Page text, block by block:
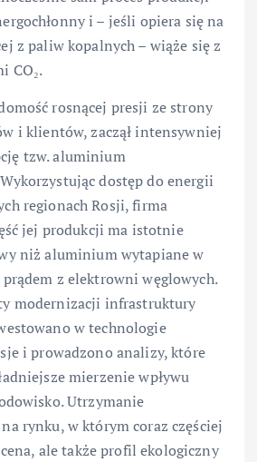
i – jeśli opiera się na
z paliw kopalnych – wiąże się z
CO₂.
rosnącej presji ze strony
i klientów, zaczął intensywniej
tzw. aluminium
dostęp do energii
regionach Rosji, firma
jej produkcji ma istotnie
niż aluminium wytapiane w
z elektrowni węglowych.
modernizacji infrastruktury
w technologie
i prowadzono analizy, które
mierzenie wpływu
Utrzymanie
rynku, w którym coraz częściej
ale także profil ekologiczny